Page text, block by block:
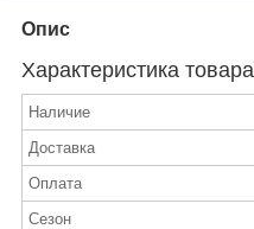
Опис
Характеристика товара
Наличие
Доставка
Оплата
Сезон